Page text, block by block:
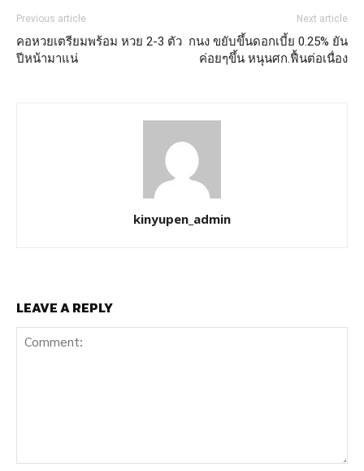
Previous article
คอหวยเตรียมพร้อม หวย 2-3 ตัว
ปีหน้ามาแน่
Next article
กนง ขยับขึ้นดอกเบี้ย 0.25% ยัน
ค่อยๆขึ้น หนุนศก.ฟื้นต่อเนื่อง
kinyupen_admin
LEAVE A REPLY